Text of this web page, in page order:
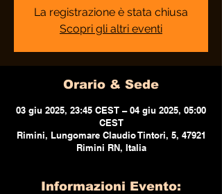
La registrazione è stata chiusa
Scopri gli altri eventi
Orario & Sede
03 giu 2025, 23:45 CEST – 04 giu 2025, 05:00
CEST
Rimini, Lungomare Claudio Tintori, 5, 47921
Rimini RN, Italia
Informazioni Evento: